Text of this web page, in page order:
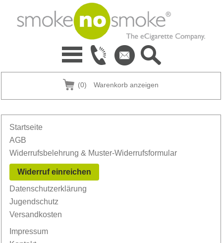
(0) Warenkorb anzeigen
Startseite
AGB
Widerrufsbelehrung & Muster-Widerrufsformular
Widerruf einreichen
Datenschutzerklärung
Jugendschutz
Versandkosten
Impressum